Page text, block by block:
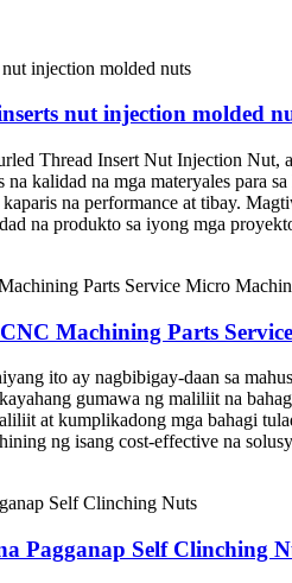
nut injection molded
Thread Insert Nut Injection Nut,
na kalidad na mga materyales para
na performance at tibay.
na produkto sa iyong mga
Machining Parts
ito ay nagbibigay-daan sa
gumawa ng maliliit na
at kumplikadong mga bahagi
ng isang cost-effective na
Pagganap Self Clinching